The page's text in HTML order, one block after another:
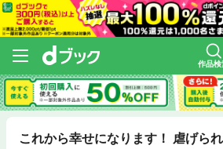
作品検
これから幸せになります！ 虐げら